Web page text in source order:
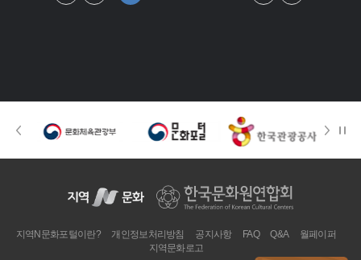
지역N문화포털이란? 개인정보처리방침 공지사항 FAQ Q&A
월페이퍼
지역문화로고